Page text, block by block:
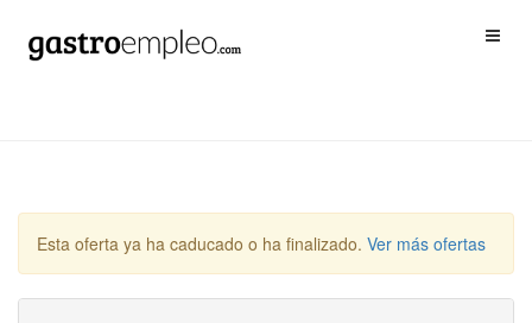
Esta oferta ya ha caducado o ha finalizado. Ver más ofertas